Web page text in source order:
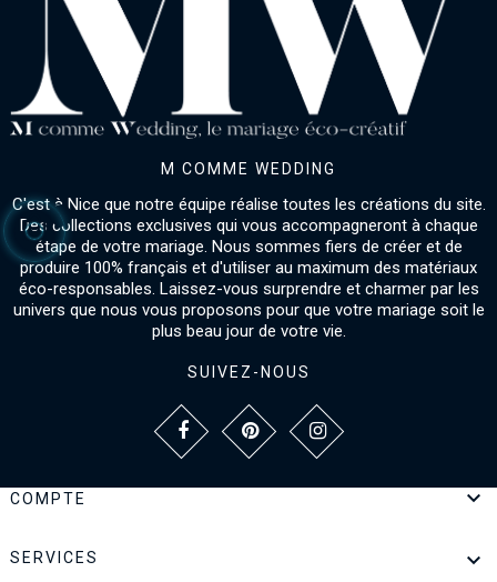
M COMME WEDDING
C'est à Nice que notre équipe réalise toutes les créations du site.
Des collections exclusives qui vous accompagneront à chaque
étape de votre mariage. Nous sommes fiers de créer et de
produire 100% français et d'utiliser au maximum des matériaux
éco-responsables. Laissez-vous surprendre et charmer par les
univers que nous vous proposons pour que votre mariage soit le
plus beau jour de votre vie.
SUIVEZ-NOUS
COMPTE 
SERVICES 